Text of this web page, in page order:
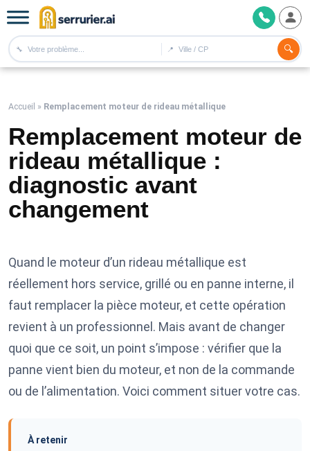
🔧 📍 🔍
Accueil » Remplacement moteur de rideau métallique
Remplacement moteur de
rideau métallique :
diagnostic avant
changement
Quand le moteur d’un rideau métallique est
réellement hors service, grillé ou en panne interne, il
faut remplacer la pièce moteur, et cette opération
revient à un professionnel. Mais avant de changer
quoi que ce soit, un point s’impose : vérifier que la
panne vient bien du moteur, et non de la commande
ou de l’alimentation. Voici comment situer votre cas.
À retenir